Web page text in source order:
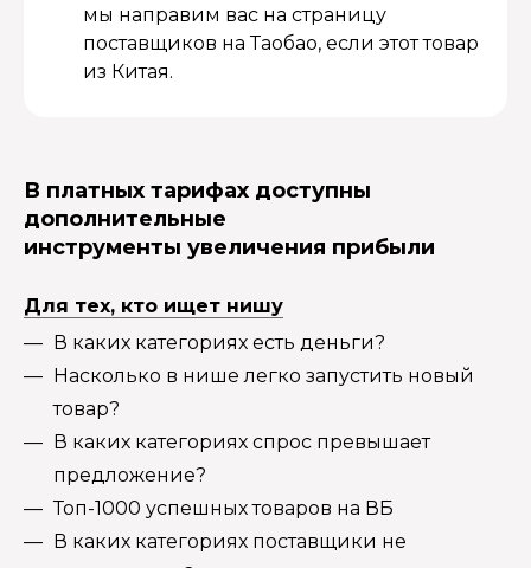
мы направим вас на страницу
поставщиков на Таобао, если этот товар
из Китая.
В платных тарифах доступны
дополнительные
инструменты увеличения прибыли
Для тех, кто ищет нишу
В каких категориях есть деньги?
Насколько в нише легко запустить новый
товар?
В каких категориях спрос превышает
предложение?
Топ-1000 успешных товаров на ВБ
В каких категориях поставщики не